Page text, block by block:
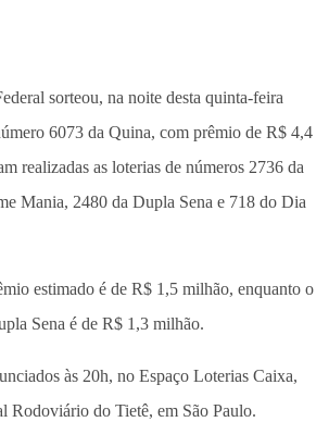
sorteou, na noite desta quinta-feira
6073 da Quina, com prêmio de R$ 4,4
realizadas as loterias de números 2736 da
Mania, 2480 da Dupla Sena e 718 do Dia
estimado é de R$ 1,5 milhão, enquanto o
Sena é de R$ 1,3 milhão.
às 20h, no Espaço Loterias Caixa,
Rodoviário do Tietê, em São Paulo.